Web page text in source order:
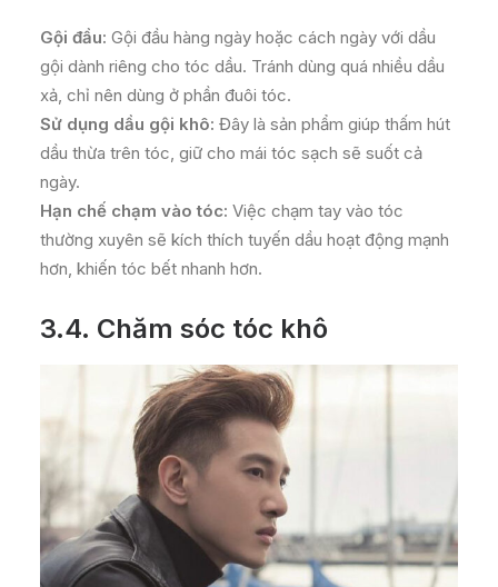
Gội đầu: Gội đầu hàng ngày hoặc cách ngày với dầu
gội dành riêng cho tóc dầu. Tránh dùng quá nhiều dầu
xả, chỉ nên dùng ở phần đuôi tóc.
Sử dụng dầu gội khô: Đây là sản phẩm giúp thấm hút
dầu thừa trên tóc, giữ cho mái tóc sạch sẽ suốt cả
ngày.
Hạn chế chạm vào tóc: Việc chạm tay vào tóc
thường xuyên sẽ kích thích tuyến dầu hoạt động mạnh
hơn, khiến tóc bết nhanh hơn.
3.4. Chăm sóc tóc khô